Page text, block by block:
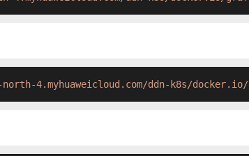
4.myhuaweicloud.com/ddn-k8s/